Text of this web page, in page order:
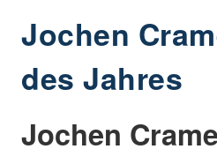
Jochen
des Jahres
Jochen